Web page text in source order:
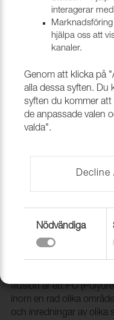
Konstläder
2002208
Illusion är ett PU
inom en rad olika
och inredningar av olika
interagerar
hjälpa oss att
kanaler.
Genom att klicka på
alla dessa syften. Du
syften du kommer
de anpassade valen
valda".
Decline
Nödvändiga